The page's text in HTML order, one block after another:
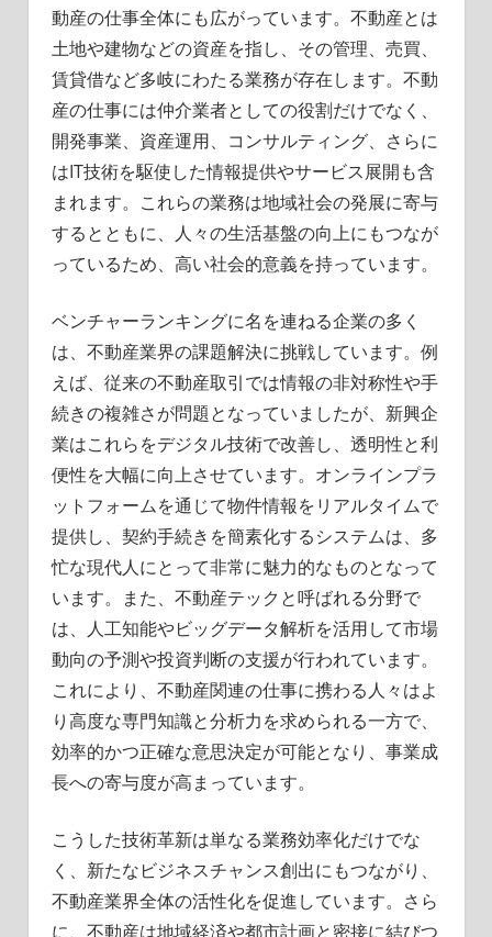
動産の仕事全体にも広がっています。不動産とは
土地や建物などの資産を指し、その管理、売買、
賃貸借など多岐にわたる業務が存在します。不動
産の仕事には仲介業者としての役割だけでなく、
開発事業、資産運用、コンサルティング、さらに
はIT技術を駆使した情報提供やサービス展開も含
まれます。これらの業務は地域社会の発展に寄与
するとともに、人々の生活基盤の向上にもつなが
っているため、高い社会的意義を持っています。
ベンチャーランキングに名を連ねる企業の多く
は、不動産業界の課題解決に挑戦しています。例
えば、従来の不動産取引では情報の非対称性や手
続きの複雑さが問題となっていましたが、新興企
業はこれらをデジタル技術で改善し、透明性と利
便性を大幅に向上させています。オンラインプラ
ットフォームを通じて物件情報をリアルタイムで
提供し、契約手続きを簡素化するシステムは、多
忙な現代人にとって非常に魅力的なものとなって
います。また、不動産テックと呼ばれる分野で
は、人工知能やビッグデータ解析を活用して市場
動向の予測や投資判断の支援が行われています。
これにより、不動産関連の仕事に携わる人々はよ
り高度な専門知識と分析力を求められる一方で、
効率的かつ正確な意思決定が可能となり、事業成
長への寄与度が高まっています。
こうした技術革新は単なる業務効率化だけでな
く、新たなビジネスチャンス創出にもつながり、
不動産業界全体の活性化を促進しています。さら
に、不動産は地域経済や都市計画と密接に結びつ